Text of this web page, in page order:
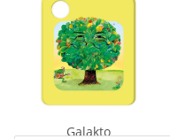
Galakto